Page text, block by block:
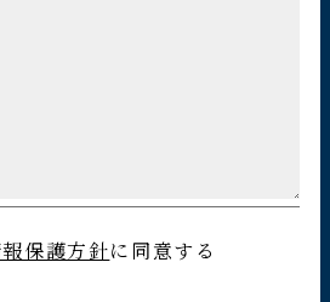
保護方針に同意する